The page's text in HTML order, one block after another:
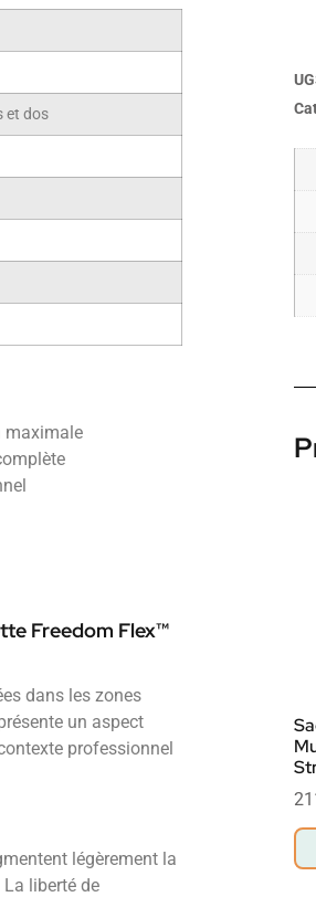
et dos
maximale
Freedom Flex™
dans les zones
un aspect
professionnel
légèrement la
liberté de